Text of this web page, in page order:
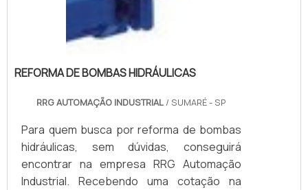
REFORMA DE BOMBAS HIDRÁULICAS
RRG AUTOMAÇÃO INDUSTRIAL / SUMARÉ - SP
Para quem busca por reforma de bombas
hidráulicas, sem dúvidas, conseguirá
encontrar na empresa RRG Automação
Industrial. Recebendo uma cotação na